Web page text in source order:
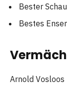
Bester
Bestes
Arnold